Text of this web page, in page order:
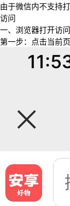
由于微信内不支持
访问
一、浏览器打开访问
第一步：点击当前